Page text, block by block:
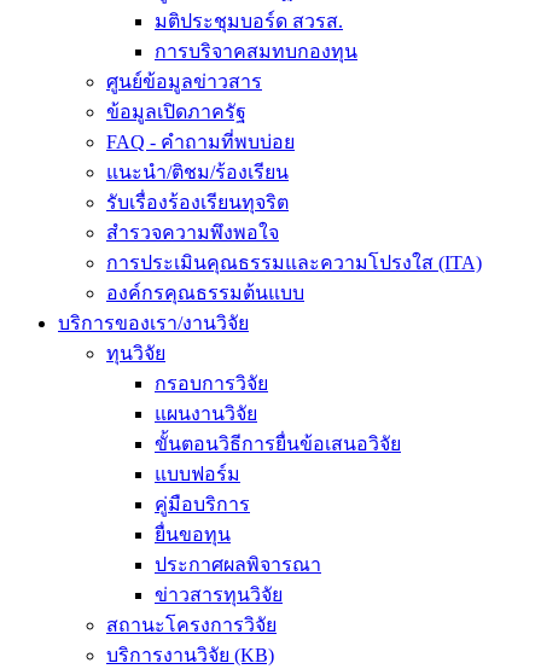
มติประชุมบอร์ด สวรส.
การบริจาคสมทบกองทุน
ศูนย์ข้อมูลข่าวสาร
ข้อมูลเปิดภาครัฐ
FAQ - คำถามที่พบบ่อย
แนะนำ/ติชม/ร้องเรียน
รับเรื่องร้องเรียนทุจริต
สำรวจความพึงพอใจ
การประเมินคุณธรรมและความโปรงใส (ITA)
องค์กรคุณธรรมต้นแบบ
บริการของเรา/งานวิจัย
ทุนวิจัย
กรอบการวิจัย
แผนงานวิจัย
ขั้นตอนวิธีการยื่นข้อเสนอวิจัย
แบบฟอร์ม
คู่มือบริการ
ยื่นขอทุน
ประกาศผลพิจารณา
ข่าวสารทุนวิจัย
สถานะโครงการวิจัย
บริการงานวิจัย (KB)